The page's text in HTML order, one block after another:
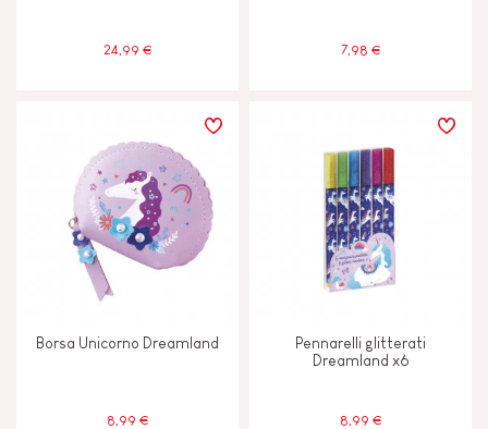
24,99 € 7,98 €
Borsa Unicorno Dreamland
8,99 €
Pennarelli glitterati
Dreamland x6
8,99 €